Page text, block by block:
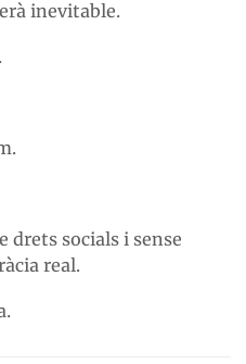
inevitable.
drets socials i sense
real.